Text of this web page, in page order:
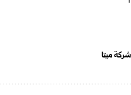
شركة ميتا